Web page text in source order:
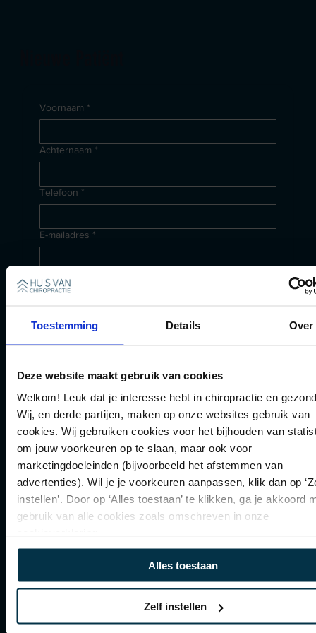
Toestemming Details Over
Deze website maakt gebruik van cookies
Welkom! Leuk dat je interesse hebt in chiropractie en
Wij, en derde partijen, maken op onze websites gebruik van
cookies. Wij gebruiken cookies voor het bijhouden van
om jouw voorkeuren op te slaan, maar ook voor
marketingdoeleinden (bijvoorbeeld het afstemmen van
advertenties). Wil je je voorkeuren aanpassen, klik dan op
instellen’. Door op ‘Alles toestaan’ te klikken, ga je akkoord
gebruik van alle cookies zoals omschreven in onze
Alles toestaan
Zelf instellen
Voornaam *
Achternaam *
Telefoon *
E-mailadres *
Bericht schrijven
info@huisvanchiropractie.nl | Huis van Chiropractie |Designed by webcode.digital